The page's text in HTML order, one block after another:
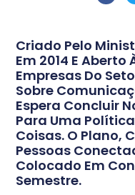
Criado Pelo
Em 2014 E
Empresas Do
Sobre
Espera Concluir
Para Uma
Coisas. O Plano,
Pessoas
Colocado Em
Semestre.